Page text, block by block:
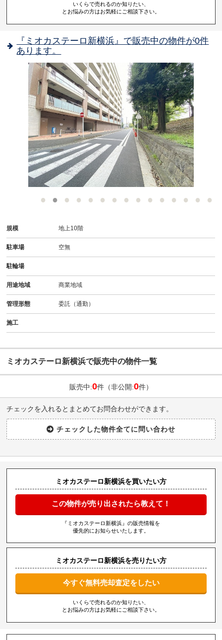
いくらで売れるのか知りたい、
とお悩みの方はお気軽にご相談下さい。
『ミオカステーロ新横浜』で販売中の物件が0件
あります。
規模 地上10階
駐車場 空無
駐輪場
用途地域 商業地域
管理形態 委託（通勤）
施工
ミオカステーロ新横浜で販売中の物件一覧
販売中:0件（非公開:0件）
チェックを入れるとまとめてお問合わせができます。
ミオカステーロ新横浜を買いたい方
この物件が売り出されたら教えて！
『ミオカステーロ新横浜』の販売情報を
優先的にお知らせいたします。
ミオカステーロ新横浜を売りたい方
今すぐ無料売却査定をしたい
いくらで売れるのか知りたい、
とお悩みの方はお気軽にご相談下さい。